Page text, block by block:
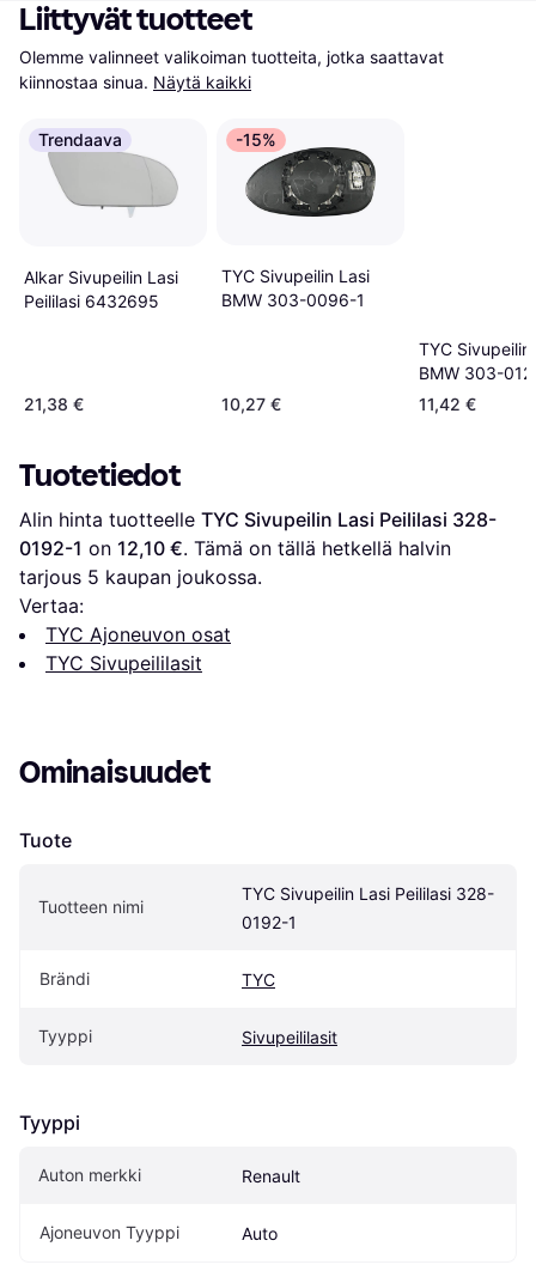
Liittyvät tuotteet
Olemme valinneet valikoiman tuotteita, jotka saattavat
kiinnostaa sinua. Näytä kaikki
Trendaava
Alkar Sivupeilin Lasi
Peililasi 6432695
21,38 €
-15%
TYC Sivupeilin Lasi
BMW 303-0096-1
10,27 €
TYC Sivupeilin
BMW 303-
11,42 €
Tuotetiedot
Alin hinta tuotteelle TYC Sivupeilin Lasi Peililasi 328-
0192-1 on 12,10 €. Tämä on tällä hetkellä halvin
tarjous 5 kaupan joukossa.
Vertaa:
TYC Ajoneuvon osat
TYC Sivupeililasit
Ominaisuudet
Tuote
Tuotteen nimi
TYC Sivupeilin Lasi Peililasi 328-
0192-1
Brändi TYC
Tyyppi Sivupeililasit
Tyyppi
Auton merkki Renault
Ajoneuvon Tyyppi Auto